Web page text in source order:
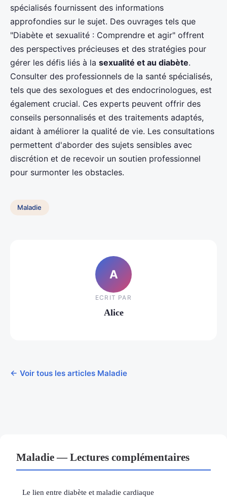
spécialisés fournissent des informations
approfondies sur le sujet. Des ouvrages tels que
"Diabète et sexualité : Comprendre et agir" offrent
des perspectives précieuses et des stratégies pour
gérer les défis liés à la sexualité et au diabète.
Consulter des professionnels de la santé spécialisés,
tels que des sexologues et des endocrinologues, est
également crucial. Ces experts peuvent offrir des
conseils personnalisés et des traitements adaptés,
aidant à améliorer la qualité de vie. Les consultations
permettent d'aborder des sujets sensibles avec
discrétion et de recevoir un soutien professionnel
pour surmonter les obstacles.
Maladie
A
ECRIT PAR
Alice
← Voir tous les articles Maladie
Maladie — Lectures complémentaires
Le lien entre diabète et maladie cardiaque